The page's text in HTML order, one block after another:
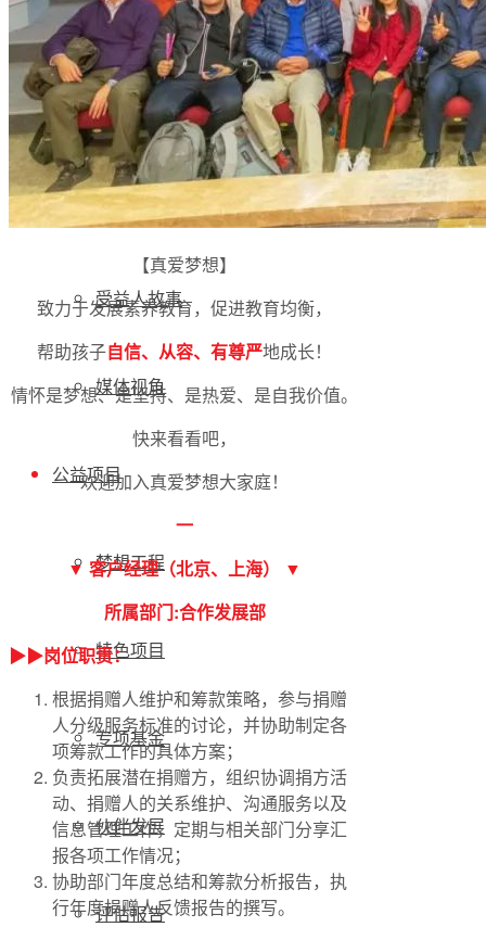
年报动态
党政要闻
机构动态
受益人故事
媒体视角
公益项目
梦想工程
特色项目
专项基金
伙伴发展
评估报告
【真爱梦想】
致力于发展素养教育，促进教育均衡，
帮助孩子自信、从容、有尊严地成长！
情怀是梦想、是坚持、是热爱、是自我价值。
快来看看吧，
欢迎加入真爱梦想大家庭！
一
▼ 客户经理（北京、上海） ▼
所属部门:合作发展部
▶▶岗位职责：
根据捐赠人维护和筹款策略，参与捐赠
人分级服务标准的讨论，并协助制定各
项筹款工作的具体方案；
负责拓展潜在捐赠方，组织协调捐方活
动、捐赠人的关系维护、沟通服务以及
信息管理工作，定期与相关部门分享汇
报各项工作情况；
协助部门年度总结和筹款分析报告，执
行年度捐赠人反馈报告的撰写。